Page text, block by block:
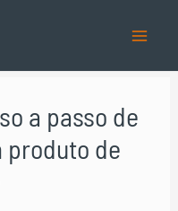
a passo de
de